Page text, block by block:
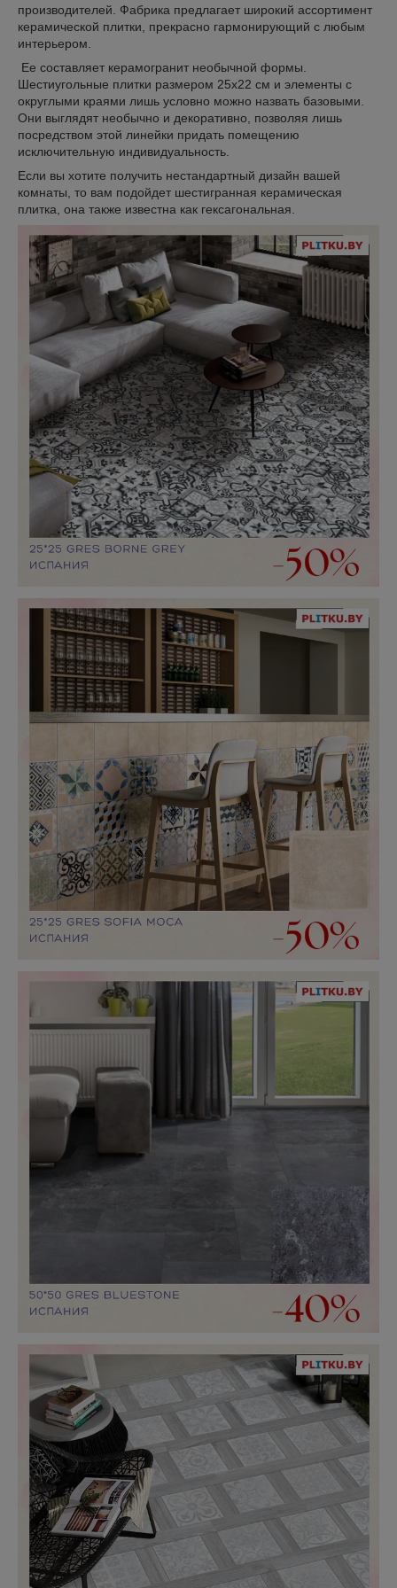
производителей. Фабрика предлагает широкий ассортимент
керамической плитки, прекрасно гармонирующий с любым
интерьером.
Ее составляет керамогранит необычной формы.
Шестиугольные плитки размером 25х22 см и элементы с
округлыми краями лишь условно можно назвать базовыми.
Они выглядят необычно и декоративно, позволяя лишь
посредством этой линейки придать помещению
исключительную индивидуальность.
Если вы хотите получить нестандартный дизайн вашей
комнаты, то вам подойдет шестигранная керамическая
плитка, она также известна как гексагональная.